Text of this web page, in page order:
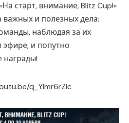
старт, внимание, Blitz Cup!»
важных и полезных дела:
наблюдая за их
и попутно
награды!
q_YImr6rZic